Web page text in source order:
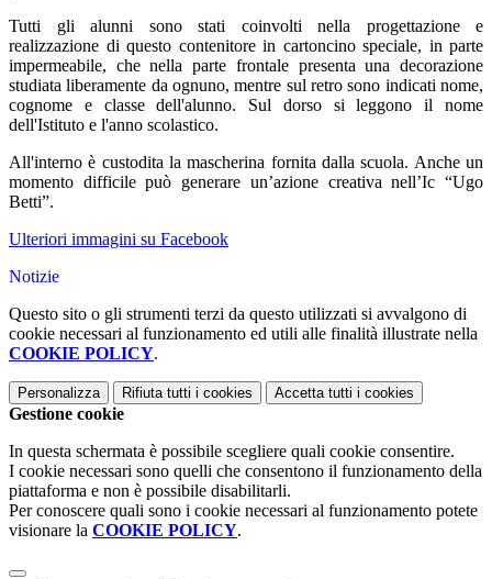
Tutti gli alunni sono stati coinvolti nella progettazione e
realizzazione di questo contenitore in cartoncino speciale, in parte
impermeabile, che nella parte frontale presenta una decorazione
studiata liberamente da ognuno, mentre sul retro sono indicati nome,
cognome e classe dell'alunno. Sul dorso si leggono il nome
dell'Istituto e l'anno scolastico.
All'interno è custodita la mascherina fornita dalla scuola. Anche un
momento difficile può generare un’azione creativa nell’Ic “Ugo
Betti”.
Ulteriori immagini su Facebook
Notizie
Questo sito o gli strumenti terzi da questo utilizzati si avvalgono di
cookie necessari al funzionamento ed utili alle finalità illustrate nella
COOKIE POLICY.
Personalizza Rifiuta tutti i cookies Accetta tutti i cookies
Gestione cookie
In questa schermata è possibile scegliere quali cookie consentire.
I cookie necessari sono quelli che consentono il funzionamento della
piattaforma e non è possibile disabilitarli.
Per conoscere quali sono i cookie necessari al funzionamento potete
visionare la COOKIE POLICY.